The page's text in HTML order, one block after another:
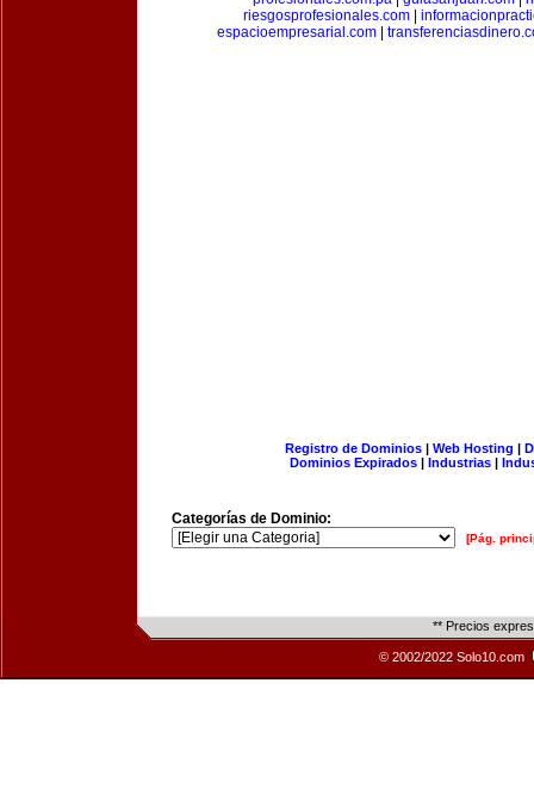
riesgosprofesionales.com
espacioempresarial.com
Registro de Dominios| Web Hosting |
Dominios Expirados | Industrias |
Categorías de Dominio:
[Pág.
** Precios
© 2002/2022 Solo10.com